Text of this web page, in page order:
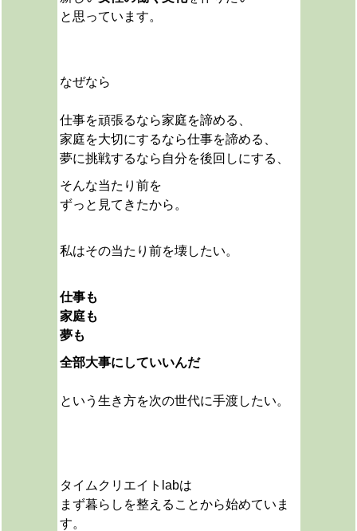
と思っています。
なぜなら
仕事を頑張るなら家庭を諦める、
家庭を大切にするなら仕事を諦める、
夢に挑戦するなら自分を後回しにする、
そんな当たり前を
ずっと見てきたから。
私はその当たり前を壊したい。
仕事も
家庭も
夢も
全部大事にしていいんだ
という生き方を次の世代に手渡したい。
タイムクリエイトlabは
まず暮らしを整えることから始めていま
す。